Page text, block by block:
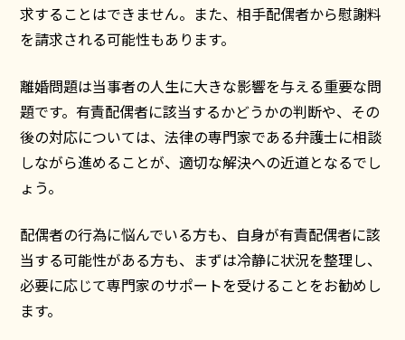
求することはできません。また、相手配偶者から慰謝料
を請求される可能性もあります。
離婚問題は当事者の人生に大きな影響を与える重要な問
題です。有責配偶者に該当するかどうかの判断や、その
後の対応については、法律の専門家である弁護士に相談
しながら進めることが、適切な解決への近道となるでし
ょう。
配偶者の行為に悩んでいる方も、自身が有責配偶者に該
当する可能性がある方も、まずは冷静に状況を整理し、
必要に応じて専門家のサポートを受けることをお勧めし
ます。